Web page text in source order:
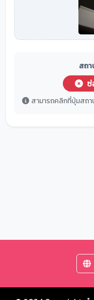
สถา
ซ่
สามารถคลิกที่ปุ่มสถา